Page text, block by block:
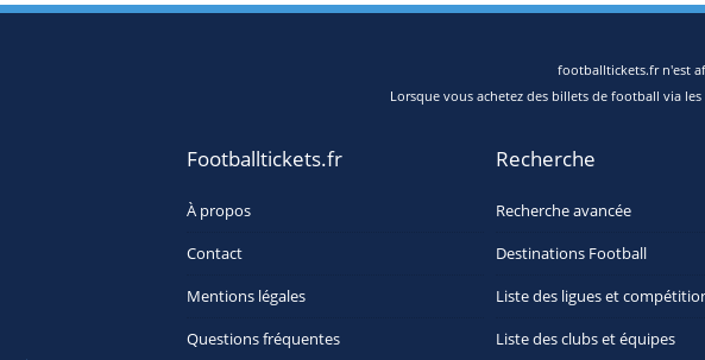
footballtickets.fr n'est
Lorsque vous achetez des billets de football via
Footballtickets.fr
À propos
Contact
Mentions légales
Questions fréquentes
Recherche
Recherche avancée
Destinations Football
Liste des ligues et
Liste des clubs et équipes